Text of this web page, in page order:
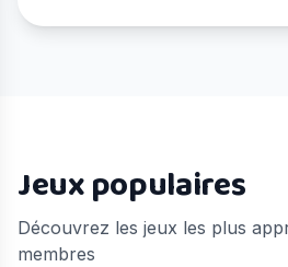
Jeux populaires
Découvrez les jeux les plus
membres